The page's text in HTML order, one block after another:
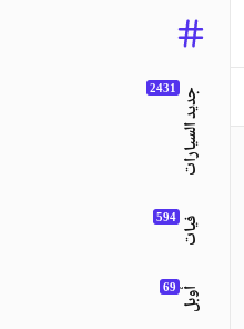
جديد السيارات
فيات
أوبل